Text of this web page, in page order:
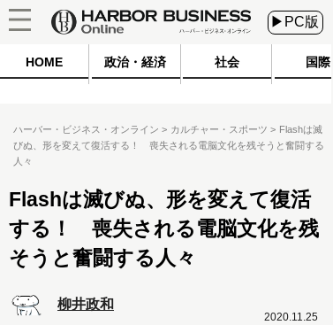
▶PC版
HOME 政治・経済 社会 国際
ハーバー・ビジネス・オンライン カルチャー・スポーツ
Flashは滅
びぬ、形を変えて復活する！ 喪失される電脳文化を残そうと奮闘する
人々
Flashは滅びぬ、形を変えて復活
する！ 喪失される電脳文化を残
そうと奮闘する人々
柳井政和
2020.11.25